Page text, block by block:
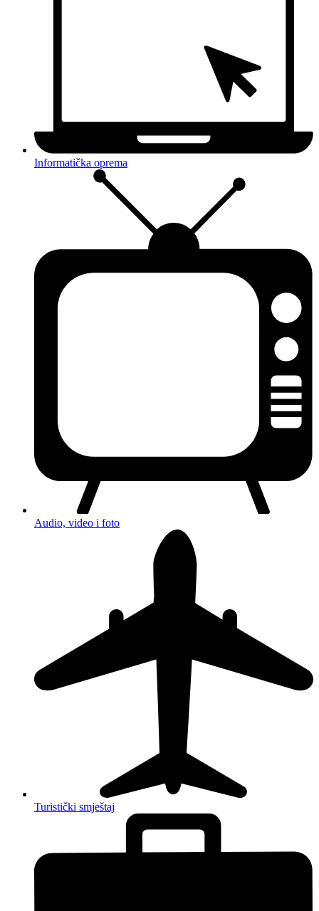
Informatička oprema
Audio, video i foto
Turistički smještaj